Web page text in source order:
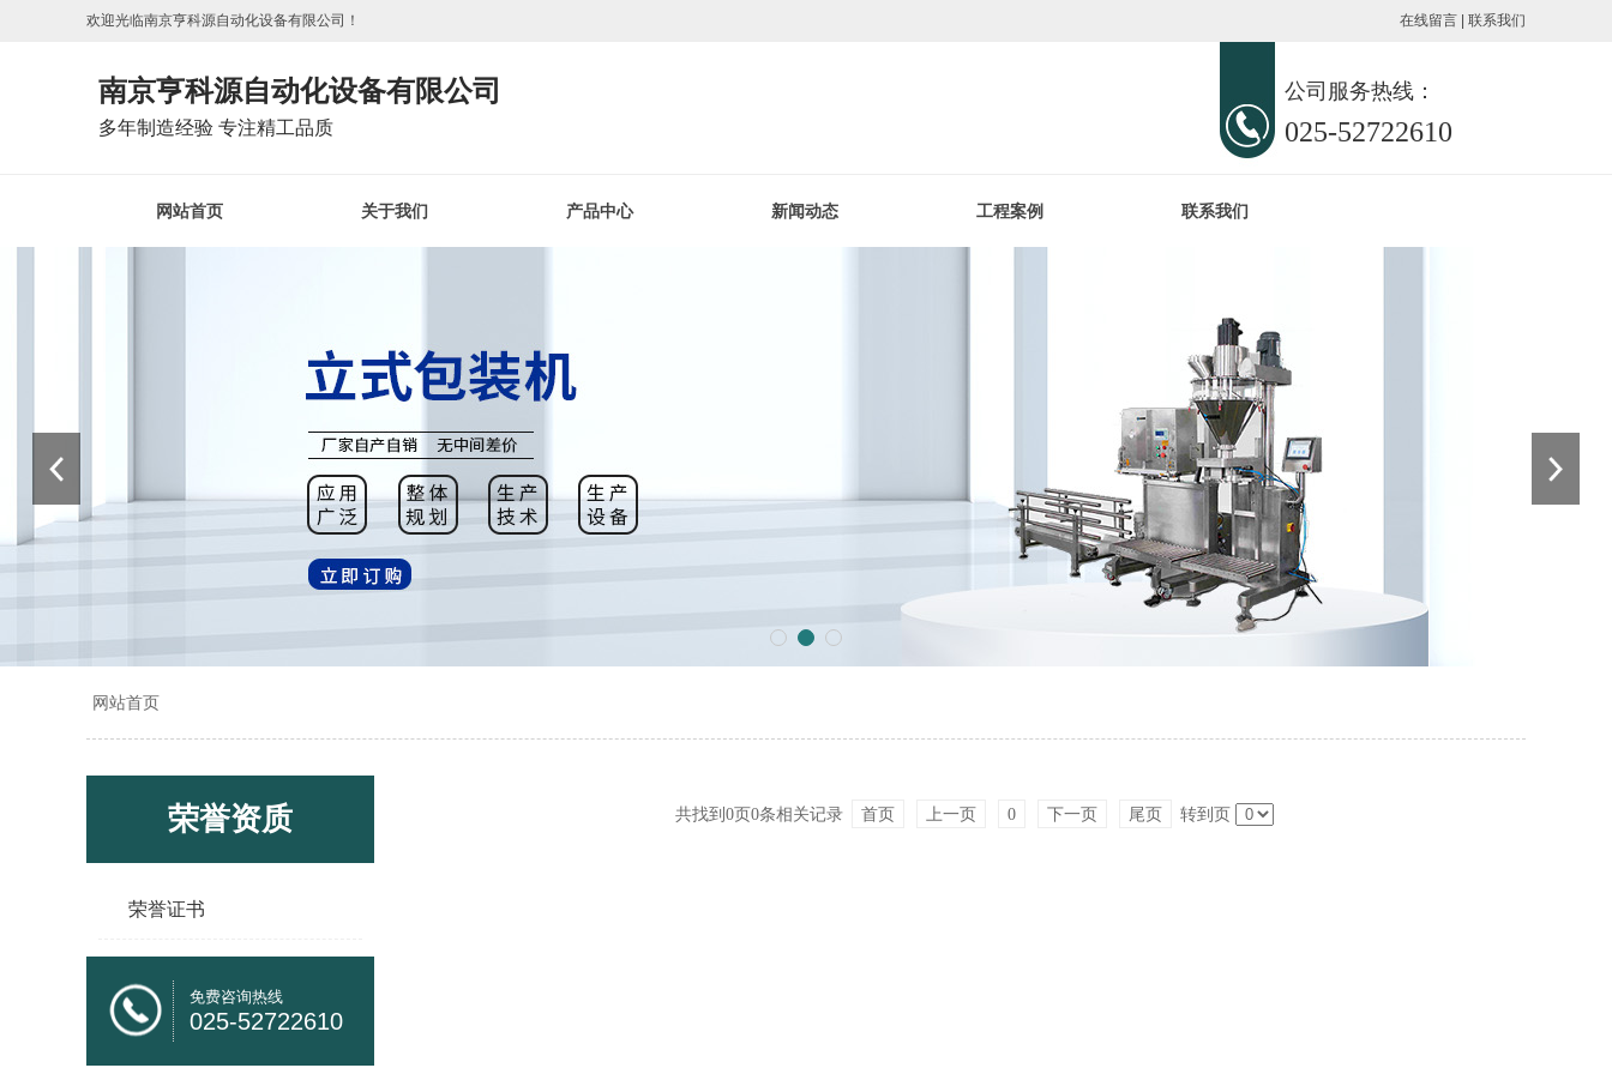
欢迎光临南京亨科源自动化设备有限公司！ 在线留言 联系我们
南京亨科源自动化设备有限公司
多年制造经验 专注精工品质
公司服务热线：
025-52722610
网站首页 关于我们 产品中心 新闻动态 工程案例 联系我们
网站首页
荣誉资质
荣誉证书
免费咨询热线
025-52722610
共找到 0页 0条相关记录 首页 上一页 0 下一页 尾页 转到页